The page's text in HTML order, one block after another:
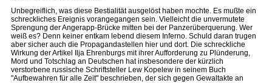
Unbegreiflich, was diese Bestialität ausgelöst haben mochte. Es mußte ein
schreckliches Ereignis vorangegangen sein. Vielleicht die unvermutete
Sprengung der Angerapp-Brücke mitten bei der Panzerüberquerung. Wer
weiß es? Denn keiner entkam lebend diesem Inferno. Schuld daran trugen
aber sicher auch die Propagandastellen hier und dort. Die schreckliche
Wirkung der Artikel Ilja Ehrenburgs mit ihrer Aufforderung zu Plünderung,
Mord und Totschlag an Deutschen hat insbesondere der kürzlich
verstorbene russische Schriftsteller Lew Kopelew in seinem Buch
"Aufbewahren für alle Zeit" beschrieben, der sich gegen Gewaltakte an